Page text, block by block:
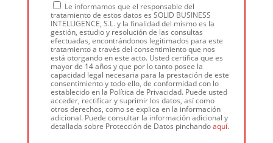
Le informamos que el responsable del
tratamiento de estos datos es SOLID BUSINESS
INTELLIGENCE, S.L. y la finalidad del mismo es la
gestión, estudio y resolución de las consultas
efectuadas, encontrándonos legitimados para este
tratamiento a través del consentimiento que nos
está otorgando en este acto. Usted certifica que es
mayor de 14 años y que por lo tanto posee la
capacidad legal necesaria para la prestación de este
consentimiento y todo ello, de conformidad con lo
establecido en la Política de Privacidad. Puede usted
acceder, rectificar y suprimir los datos, así como
otros derechos, como se explica en la información
adicional. Puede consultar la información adicional y
detallada sobre Protección de Datos pinchandoaquí.